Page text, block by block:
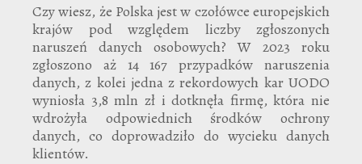
Czy wiesz, że Polska jest w czołówce europejskich
krajów pod względem liczby zgłoszonych
naruszeń danych osobowych? W 2023 roku
zgłoszono aż 14 167 przypadków naruszenia
danych, z kolei jedna z rekordowych kar UODO
wyniosła 3,8 mln zł i dotknęła firmę, która nie
wdrożyła odpowiednich środków ochrony
danych, co doprowadziło do wycieku danych
klientów.